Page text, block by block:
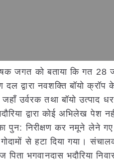
जगत को बताया कि गत 28
द्वारा नवशक्ति बॉयो क्रॉप
उर्वरक तथा बॉयो उत्पाद
द्वारा कोई अभिलेख पेश
पुन: निरीक्षण कर नमूने लेने गए
से हटा दिया गया।
भगवानदास भदौरिया